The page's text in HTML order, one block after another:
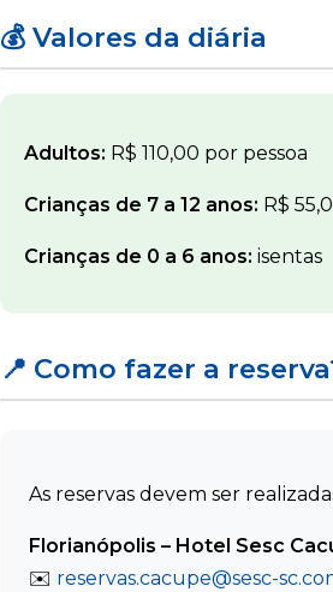
💰 Valores da diária
Adultos: R$ 110,00 por pessoa
Crianças de 7 a 12 anos: R$
Crianças de 0 a 6 anos: isentas
📍 Como fazer a
As reservas devem ser
Florianópolis – Hotel Sesc
✉️ reservas.cacupe@sesc-